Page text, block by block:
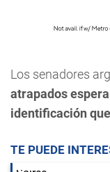
Los senadores
atrapados
identificación
TE PUEDE